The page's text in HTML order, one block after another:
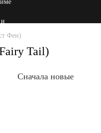
Феи)
Tail)
Сначала новые